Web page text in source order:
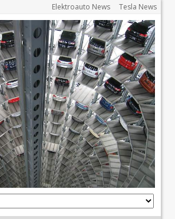
Elektroauto News Tesla News